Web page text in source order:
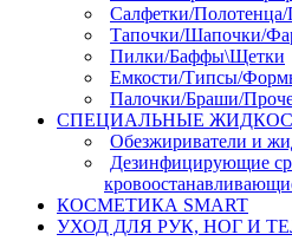
Салфетки/
Тапочки/Шапочки/
Пилки/Баффы\Щетки
Емкости/Типсы/
Палочки/Браши/
СПЕЦИАЛЬНЫЕ
Обезжириватели и
Дезинфицирующие
КОСМЕТИКА SMART
УХОД ДЛЯ РУК, НОГ И